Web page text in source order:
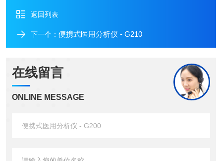
返回列表
下一个： 便携式医用分析仪 - G210
在线留言
ONLINE MESSAGE